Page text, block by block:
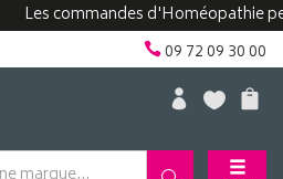
Les commandes d'Homéopathie
09 72 09 30 00